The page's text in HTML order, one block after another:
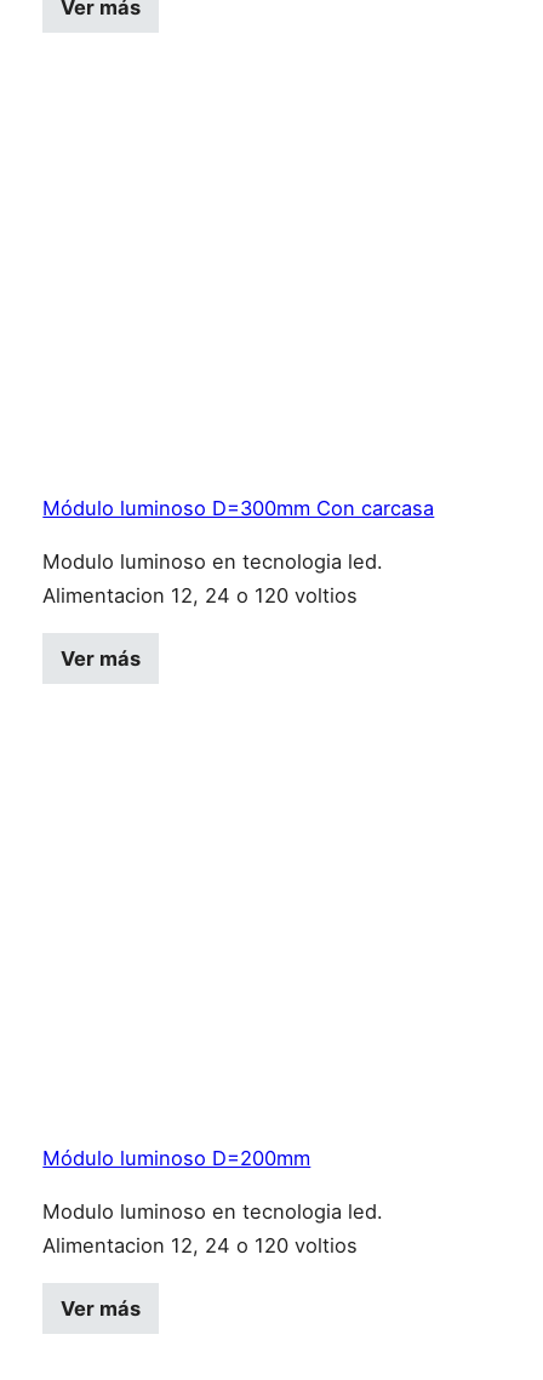
Ver más
Módulo luminoso D=300mm Con carcasa
Modulo luminoso en tecnologia led.
Alimentacion 12, 24 o 120 voltios
Ver más
Módulo luminoso D=200mm
Modulo luminoso en tecnologia led.
Alimentacion 12, 24 o 120 voltios
Ver más